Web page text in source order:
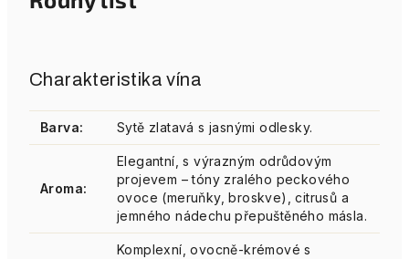
Charakteristika vína
Barva: Sytě zlatavá s jasnými odlesky.
Aroma:
Elegantní, s výrazným odrůdovým
projevem – tóny zralého peckového
ovoce (meruňky, broskve), citrusů a
jemného nádechu přepuštěného másla.
Komplexní, ovocně-krémové s